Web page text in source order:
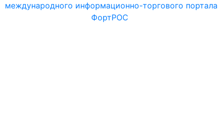
международного информационно-торгового портала
ФортРОС